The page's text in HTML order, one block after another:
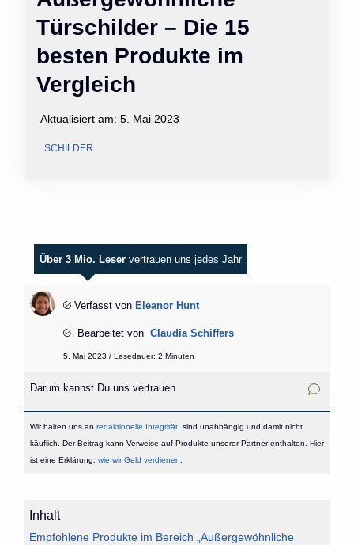
Türschilder – Die 15
besten Produkte im
Vergleich
Aktualisiert am: 5. Mai 2023
SCHILDER
Über 3 Mio. Leser vertrauen uns jedes Jahr
Verfasst von Eleanor Hunt
Bearbeitet von Claudia Schiffers
5. Mai 2023 / Lesedauer: 2 Minuten
Darum kannst Du uns vertrauen
Wir halten uns an redaktionelle Integrität, sind unabhängig und damit nicht
käuflich. Der Beitrag kann Verweise auf Produkte unserer Partner enthalten. Hier
ist eine Erklärung, wie wir Geld verdienen
Inhalt
Empfohlene Produkte im Bereich „Außergewöhnliche